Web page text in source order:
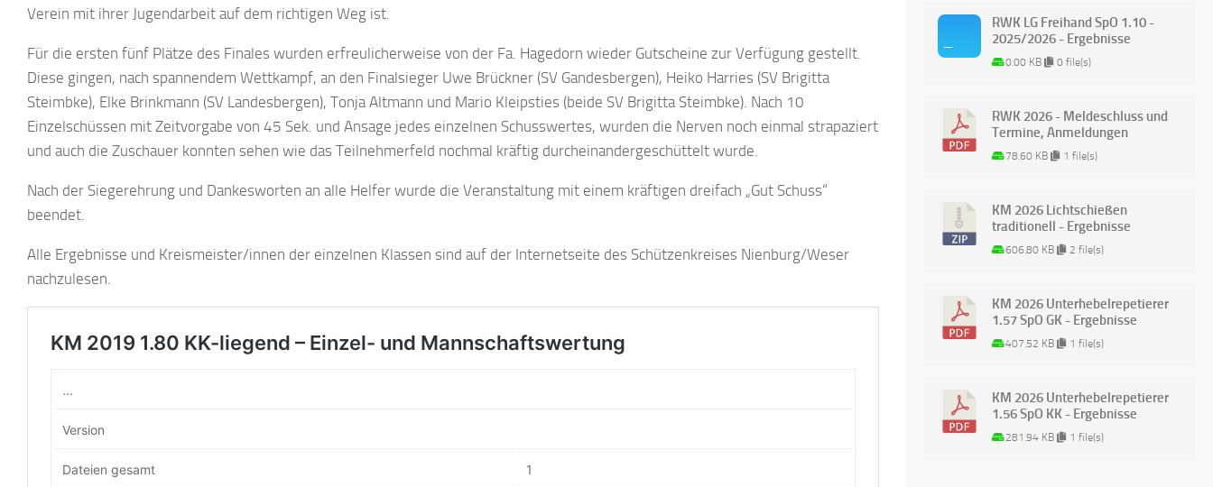
Verein mit ihrer Jugendarbeit auf dem richtigen Weg ist.
Für die ersten fünf Plätze des Finales wurden erfreulicherweise von der Fa. Hagedorn wieder Gutscheine zur Verfügung gestellt.
Diese gingen, nach spannendem Wettkampf, an den Finalsieger Uwe Brückner (SV Gandesbergen), Heiko Harries (SV Brigitta
Steimbke), Elke Brinkmann (SV Landesbergen), Tonja Altmann und Mario Kleipsties (beide SV Brigitta Steimbke). Nach 10
Einzelschüssen mit Zeitvorgabe von 45 Sek. und Ansage jedes einzelnen Schusswertes, wurden die Nerven noch einmal strapaziert
und auch die Zuschauer konnten sehen wie das Teilnehmerfeld nochmal kräftig durcheinandergeschüttelt wurde.
Nach der Siegerehrung und Dankesworten an alle Helfer wurde die Veranstaltung mit einem kräftigen dreifach „Gut Schuss“
beendet.
Alle Ergebnisse und Kreismeister/innen der einzelnen Klassen sind auf der Internetseite des Schützenkreises Nienburg/Weser
nachzulesen.
RWK LG Freihand SpO 1.10 -
2025/2026 - Ergebnisse
0.00 KB 0 file(s)
RWK 2026 - Meldeschluss und
Termine, Anmeldungen
78.60 KB 1 file(s)
KM 2026 Lichtschießen
traditionell - Ergebnisse
606.80 KB 2 file(s)
KM 2026 Unterhebelrepetierer
1.57 SpO GK - Ergebnisse
407.52 KB 1 file(s)
KM 2026 Unterhebelrepetierer
1.56 SpO KK - Ergebnisse
281.94 KB 1 file(s)